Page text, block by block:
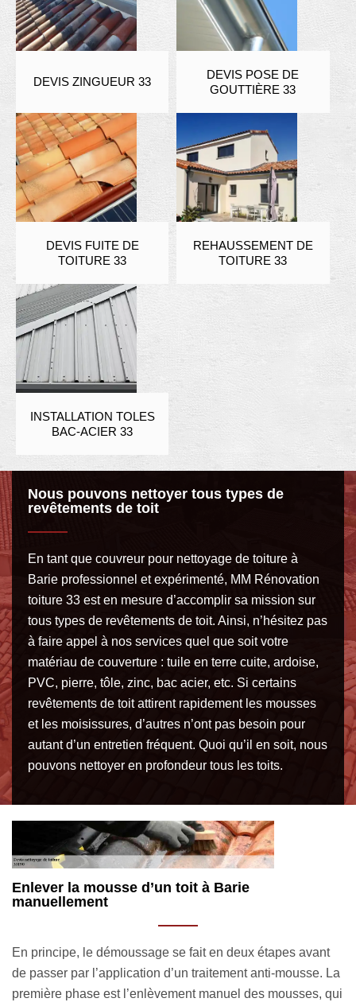
DEVIS ZINGUEUR 33
DEVIS POSE DE
GOUTTIÈRE 33
DEVIS FUITE DE
TOITURE 33
REHAUSSEMENT DE
TOITURE 33
INSTALLATION TOLES
BAC-ACIER 33
Nous pouvons nettoyer tous types de
revêtements de toit
En tant que couvreur pour nettoyage de toiture à
Barie professionnel et expérimenté, MM Rénovation
toiture 33 est en mesure d’accomplir sa mission sur
tous types de revêtements de toit. Ainsi, n’hésitez pas
à faire appel à nos services quel que soit votre
matériau de couverture : tuile en terre cuite, ardoise,
PVC, pierre, tôle, zinc, bac acier, etc. Si certains
revêtements de toit attirent rapidement les mousses
et les moisissures, d’autres n’ont pas besoin pour
autant d’un entretien fréquent. Quoi qu’il en soit, nous
pouvons nettoyer en profondeur tous les toits.
Un professionnel en nettoyage de toiture 33190
depuis des années
Entretenir la toiture est une chose, confier la mission à un
spécialiste en est une autre. C’est vraiment une décision à
ne prendre à la légère puisque le choix du professionnel